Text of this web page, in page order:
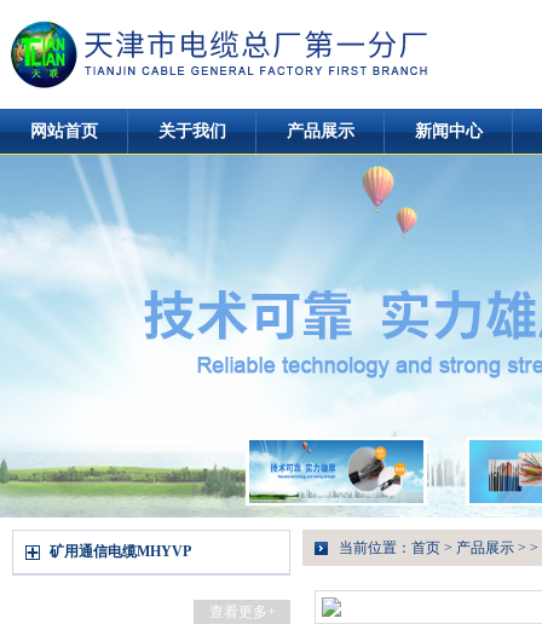
网站首页 关于我们 产品展示 新闻中心
矿用通信电缆MHYVP
查看更多+
当前位置： 首页 > 产品展示 > >